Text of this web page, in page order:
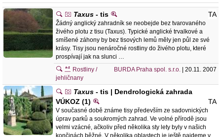
Taxus - tis TA
Žádný anglický zahradník se neobejde bez tvarovaného
živého plotu z tisu (Taxus). Typické anglické trvalkové a
smíšené záhony by bez tisových lemů měly jen půl ze své
krásy. Tisy jsou nenáročné rostliny do živého plotu, které
prospívají jak na slunci …
BURDA Praha spol. s.r.o. | 20.11. 2007
Rostliny /
jehličnany
Taxus - tis | Dendrologická zahrada
VÚKOZ (1)
TA
V současné době známe tisy především ze sadovnických
úprav parků a soukromých zahrad. Ve volné přírodě jsou
velmi vzácné, ačkoliv před několika sty lety byly v našich
končinách běžné. V několika oblastech je ještě najdeme v